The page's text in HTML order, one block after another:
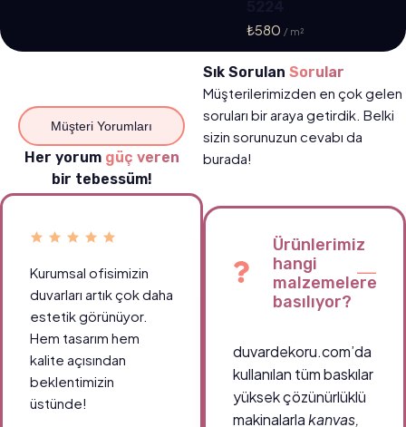
₺580
Müşteri Yorumları
Her yorum güç veren
bir tebessüm!
Kurumsal ofisimizin
duvarları artık çok daha
estetik görünüyor.
Hem tasarım hem
kalite açısından
beklentimizin
üstünde!
Okul koridorlarımızda
öğrencilerin ilgisini
çeken canlı tablolar
daha enerjik.
Teşekkürler
duvardekoru.com!
Sık Sorulan Sorular
Müşterilerimizden en çok gelen
soruları bir araya getirdik. Belki
sizin sorunuzun cevabı da
burada!
Ürünlerimiz
hangi
malzemelere
basılıyor?
duvardekoru.com’da
kullanılan tüm baskılar
yüksek çözünürlüklü
makinalarlakanvas,